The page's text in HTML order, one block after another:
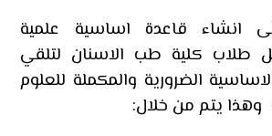
انشاء قاعدة اساسية علمية
طلاب كلية طب الاسنان لتلقي
الضرورية والمكملة للعلوم
وهذا يتم من خلال: